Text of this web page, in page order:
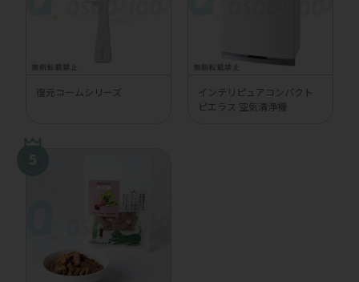
復元コームシリーズ
インテリピュアコンパクト
ピエラス 空気清浄機